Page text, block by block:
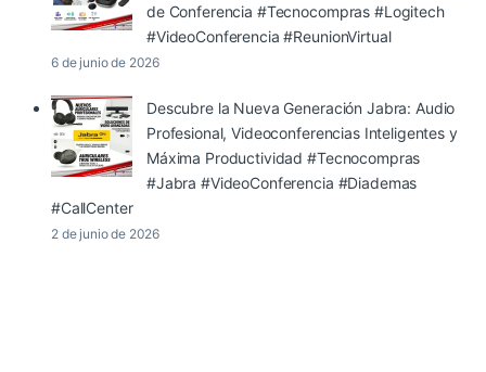
de Conferencia #Tecnocompras #Logitech
#VideoConferencia #ReunionVirtual
6 de junio de 2026
Descubre la Nueva Generación Jabra: Audio
Profesional, Videoconferencias Inteligentes y
Máxima Productividad #Tecnocompras
#Jabra #VideoConferencia #Diademas
#CallCenter
2 de junio de 2026